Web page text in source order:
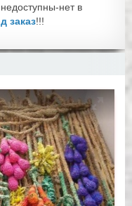
нет в
заказ!!!